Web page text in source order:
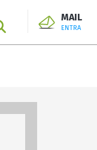
SEARCH
MAIL
ENTRA